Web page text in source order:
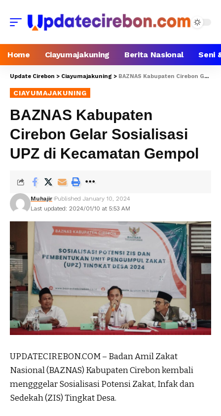
Home Ciayumajakuning Berita Nasional Seni
Update Cirebon > Ciayumajakuning > BAZNAS Kabupaten Cirebon Gelar Sosialisasi UPZ di Kecamatan Gempol
CIAYUMAJAKUNING
BAZNAS Kabupaten
Cirebon Gelar Sosialisasi
UPZ di Kecamatan Gempol
Last updated: 2024/01/10 at 5:53 AM
Muhajir Published January 10, 2024
UPDATECIREBON.COM – Badan Amil Zakat
Nasional (BAZNAS) Kabupaten Cirebon kembali
mengggelar Sosialisasi Potensi Zakat, Infak dan
Sedekah (ZIS) Tingkat Desa.